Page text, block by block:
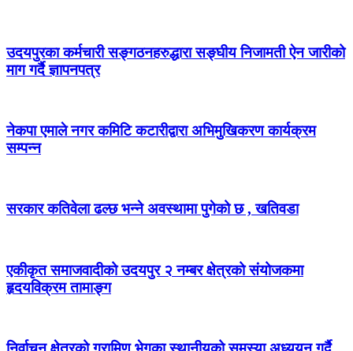
उदयपुरका कर्मचारी सङ्गठनहरुद्धारा सङ्घीय निजामती ऐन जारीको
माग गर्दै ज्ञापनपत्र
नेकपा एमाले नगर कमिटि कटारीद्वारा अभिमुखिकरण कार्यक्रम
सम्पन्न
सरकार कतिवेला ढल्छ भन्ने अवस्थामा पुगेको छ , खतिवडा
एकीकृत समाजवादीको उदयपुर २ नम्बर क्षेत्रको संयोजकमा
हृदयविक्रम तामाङ्ग